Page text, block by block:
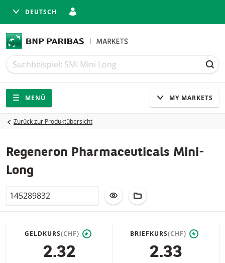
DEUTSCH
Suche
Suche
Navigation
Seitennavigation
MENÜ MY MARKETS
Zurück zur Produktübersicht
Regeneron Pharmaceuticals Mini-
Long
Valor ZUR WATCHLIST HINZUFÜGEN
GELDKURS(CHF) *
2.32
BRIEFKURS(CHF) *
2.33